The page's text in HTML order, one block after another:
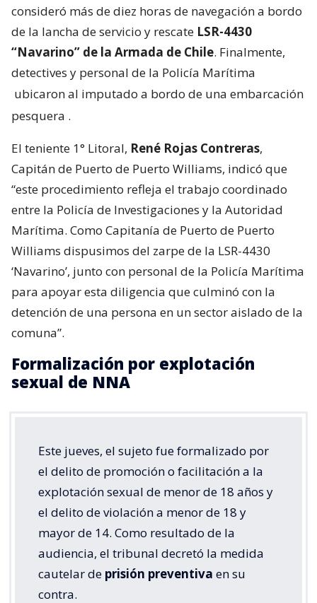
consideró más de diez horas de navegación a bordo
de la lancha de servicio y rescate LSR-4430
“Navarino” de la Armada de Chile. Finalmente,
detectives y personal de la Policía Marítima
ubicaron al imputado a bordo de una embarcación
pesquera .
El teniente 1° Litoral, René Rojas Contreras,
Capitán de Puerto de Puerto Williams, indicó que
“este procedimiento refleja el trabajo coordinado
entre la Policía de Investigaciones y la Autoridad
Marítima. Como Capitanía de Puerto de Puerto
Williams dispusimos del zarpe de la LSR-4430
‘Navarino’, junto con personal de la Policía Marítima
para apoyar esta diligencia que culminó con la
detención de una persona en un sector aislado de la
comuna”.
Formalización por explotación
sexual de NNA
Este jueves, el sujeto fue formalizado por
el delito de promoción o facilitación a la
explotación sexual de menor de 18 años y
el delito de violación a menor de 18 y
mayor de 14. Como resultado de la
audiencia, el tribunal decretó la medida
cautelar de prisión preventiva en su
contra.